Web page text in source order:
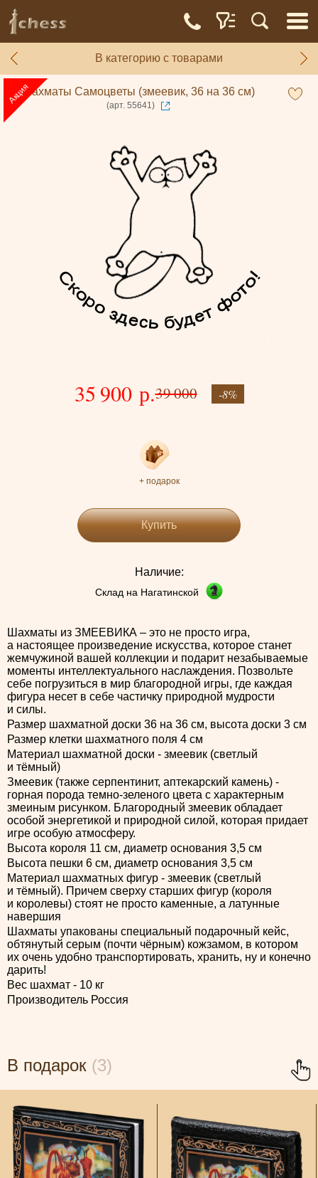
В категорию с товарами
Шахматы Самоцветы (змеевик, 36 на 36 см)
(арт. 55641)
39 000 -8%
35 900 р.
+ подарок
Купить
Наличие:
Склад на Нагатинской
Шахматы из ЗМЕЕВИКА – это не просто игра,
а настоящее произведение искусства, которое станет
жемчужиной вашей коллекции и подарит незабываемые
моменты интеллектуального наслаждения. Позвольте
себе погрузиться в мир благородной игры, где каждая
фигура несет в себе частичку природной мудрости
и силы.
Размер шахматной доски 36 на 36 см, высота доски 3 см
Размер клетки шахматного поля 4 см
Материал шахматной доски - змеевик (светлый
и тёмный)
Змеевик (также серпентинит, аптекарский камень) -
горная порода темно-зеленого цвета с характерным
змеиным рисунком. Благородный змеевик обладает
особой энергетикой и природной силой, которая придает
игре особую атмосферу.
Высота короля 11 см, диаметр основания 3,5 см
Высота пешки 6 см, диаметр основания 3,5 см
Материал шахматных фигур - змеевик (светлый
и тёмный). Причем сверху старших фигур (короля
и королевы) стоят не просто каменные, а латунные
навершия
Шахматы упакованы специальный подарочный кейс,
обтянутый серым (почти чёрным) кожзамом, в котором
их очень удобно транспортировать, хранить, ну и конечно
дарить!
Вес шахмат - 10 кг
Производитель Россия
В подарок (3)